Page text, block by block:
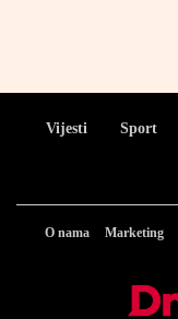
Vijesti Sport
O nama Marketing